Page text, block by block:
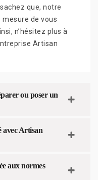
que, notre
de vous
n’hésitez plus à
Artisan
ou poser un
avec Artisan
aux normes